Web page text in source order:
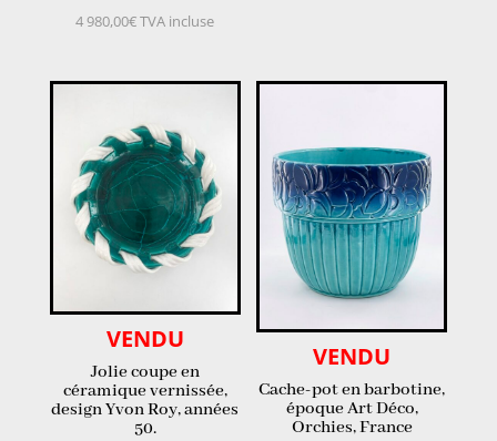
4 980,00€TVA incluse
VENDU
Jolie coupe en
céramique vernissée,
design Yvon Roy, années
50.
VENDU
Cache-pot en barbotine,
époque Art Déco,
Orchies, France